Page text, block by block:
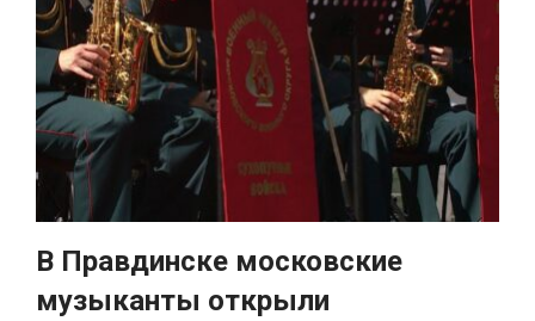
В Правдинске московские
музыканты открыли